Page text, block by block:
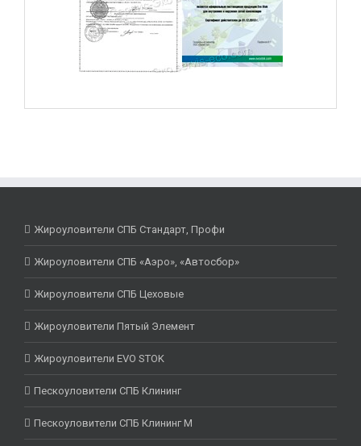
Жироуловители СПБ Стандарт, Профи
Жироуловители СПБ «Аэро», «Автосбор»
Жироуловители СПБ Цеховые
Жироуловители Пятый Элемент
Жироуловители EVO STOK
Пескоуловители СПБ Клининг
Пескоуловители СПБ Клининг М